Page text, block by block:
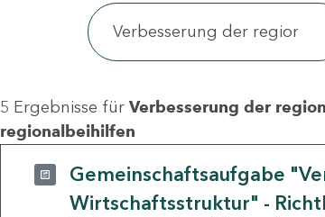
5 Ergebnisse für Verbesserung der
regionalbeihilfen
Gemeinschaftsaufgabe
Wirtschaftsstruktur" -